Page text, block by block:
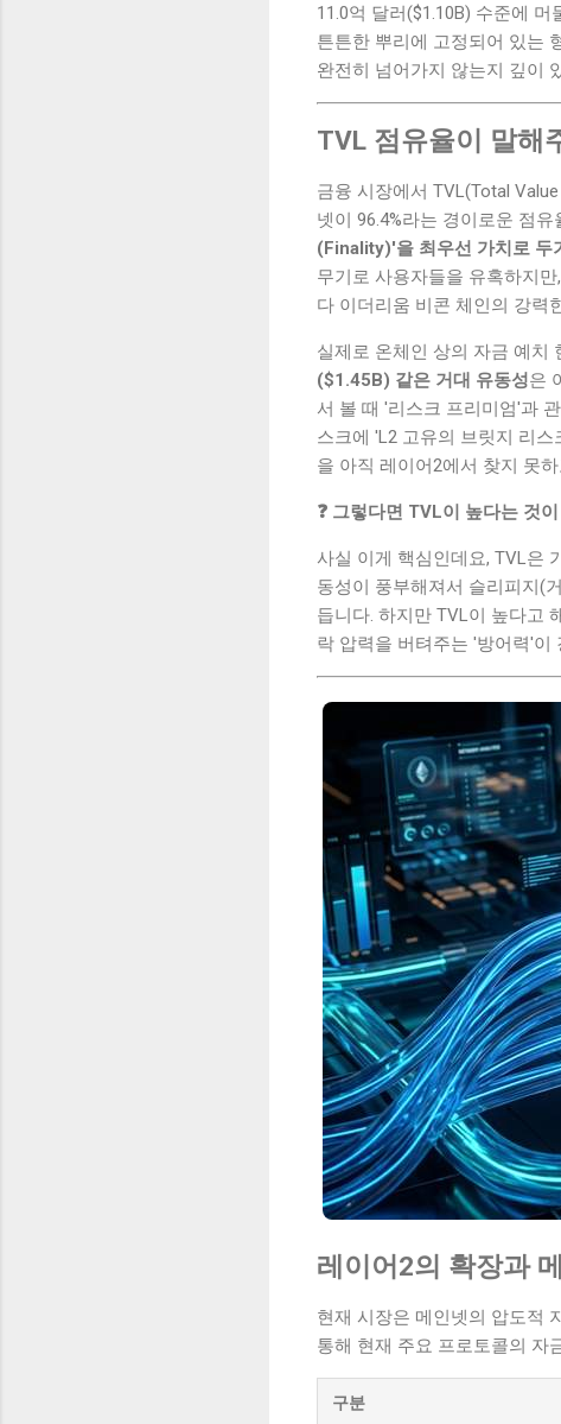
11.0억 달러($1.10B) 수준에
튼튼한 뿌리에 고정되어 있는
완전히 넘어가지 않는지 깊이
TVL 점유율이 말해
금융 시장에서 TVL(Total
넷이 96.4%라는 경이로운 점
(Finality)'을 최우선 가치로 두
무기로 사용자들을 유혹하지
다 이더리움 비콘 체인의 강력
실제로 온체인 상의 자금 예치
($1.45B) 같은 거대 유동성은
서 볼 때 '리스크 프리미엄'과
스크에 'L2 고유의 브릿지 리
을 아직 레이어2에서 찾지 못
❓ 그렇다면 TVL이 높다는 것
사실 이게 핵심인데요, TVL은
동성이 풍부해져서 슬리피지(
듭니다. 하지만 TVL이 높다고
락 압력을 버텨주는 '방어력'이
레이어2의 확장과
현재 시장은 메인넷의 압도적
통해 현재 주요 프로토콜의 자
구분